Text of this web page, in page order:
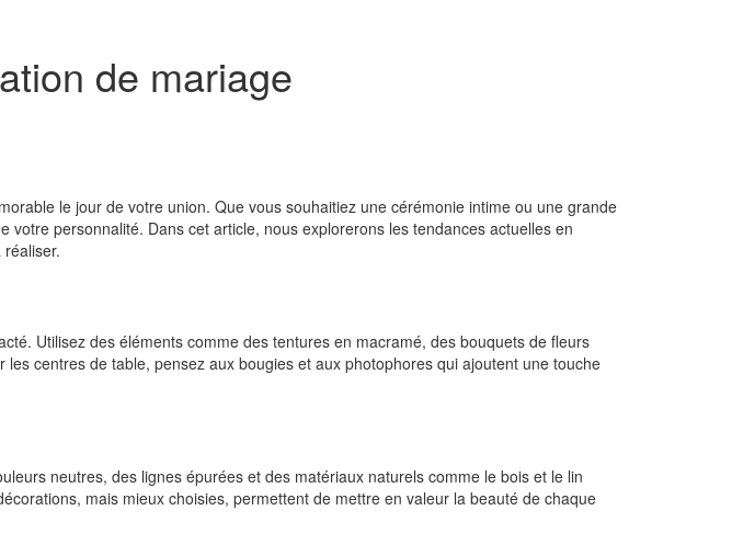
de mariage
le jour de votre union. Que vous souhaitiez une cérémonie intime ou une grande
personnalité. Dans cet article, nous explorerons les tendances actuelles en
Utilisez des éléments comme des tentures en macramé, des bouquets de fleurs
centres de table, pensez aux bougies et aux photophores qui ajoutent une touche
neutres, des lignes épurées et des matériaux naturels comme le bois et le lin
mais mieux choisies, permettent de mettre en valeur la beauté de chaque